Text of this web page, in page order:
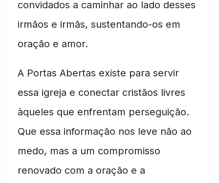
convidados a caminhar ao lado desses
irmãos e irmãs, sustentando-os em
oração e amor.
A Portas Abertas existe para servir
essa igreja e conectar cristãos livres
àqueles que enfrentam perseguição.
Que essa informação nos leve não ao
medo, mas a um compromisso
renovado com a oração e a